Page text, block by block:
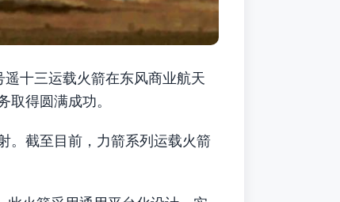
十三运载火箭在东风商业航天
取得圆满成功。
。截至目前，力箭系列运载火箭